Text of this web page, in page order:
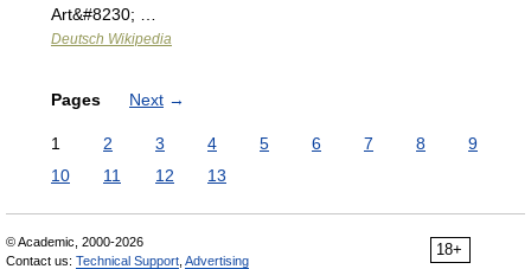
Art&#8230; …
Deutsch Wikipedia
Pages Next →
1 2 3 4 5 6 7 8
9
10
11 12 13
18+
© Academic, 2000-2026
Contact us: Technical Support Advertising